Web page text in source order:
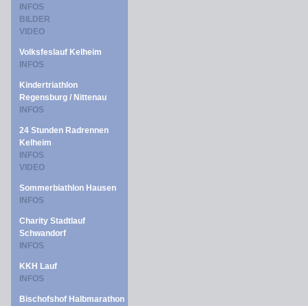
INFOS
BILDER
VIDEO
Volksfeslauf Kelheim
INFOS
Kindertriathlon
Regensburg / Nittenau
INFOS
24 Stunden Radrennen
Kelheim
INFOS
VIDEO
Sommerbiathlon Hausen
INFOS
Charity Stadtlauf
Schwandorf
INFOS
KKH Lauf
INFOS
Bischofshof Halbmarathon